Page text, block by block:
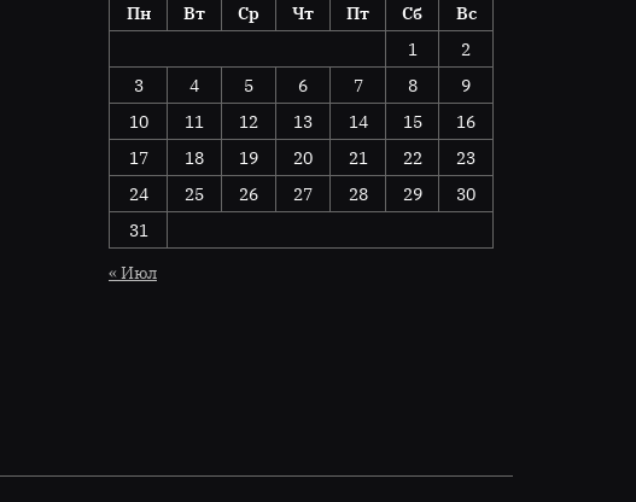
Пн
Вт Ср Чт Пт Сб
Вс
1
2
3
4 5 6 7 8
9
10
11 12 13 14 15
16
17
18 19 20 21 22
23
24
25 26 27 28 29
30
31
« Июл